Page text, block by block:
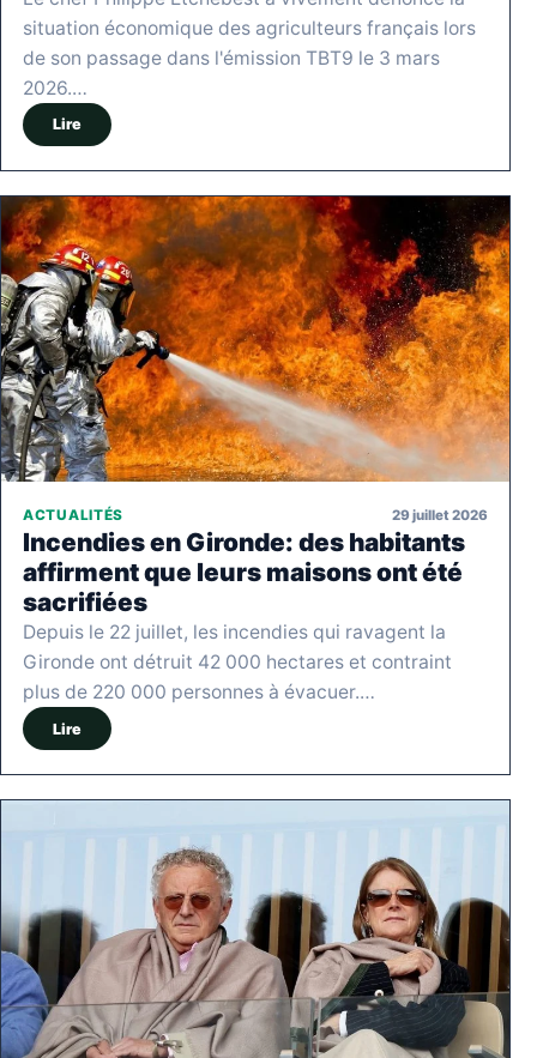
situation économique des agriculteurs français lors
de son passage dans l'émission TBT9 le 3 mars
2026.…
Lire
ACTUALITÉS 29 juillet 2026
Incendies en Gironde: des habitants
affirment que leurs maisons ont été
sacrifiées
Depuis le 22 juillet, les incendies qui ravagent la
Gironde ont détruit 42 000 hectares et contraint
plus de 220 000 personnes à évacuer.…
Lire